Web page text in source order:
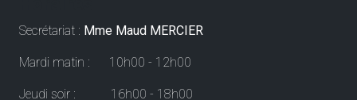
Secrétariat : Mme Maud MERCIER
Mardi matin : 10h00 - 12h00
Jeudi soir : 16h00 - 18h00